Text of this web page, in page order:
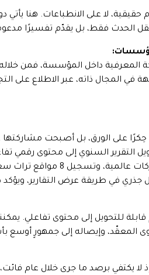
حقيقية، لا على الانطباعات.
الحدث فقط، بل يقدّم تفسيرًا
المعرفية داخل المؤسسة، فمن خلاله
المجال ذاته، عبر الاطلاع على
تحويل التقرير السنوي إلى محتوى
جذري في طريقة عرض التقارير،
للتحويل إلى محتوى تفاعلي.
وإيصاله إلى جمهورٍ أوسع
لا يكتفي برصد ما جرى خلال عام